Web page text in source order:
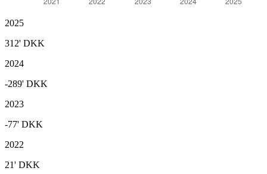
2025
312' DKK
2024
-289' DKK
2023
-77' DKK
2022
21' DKK